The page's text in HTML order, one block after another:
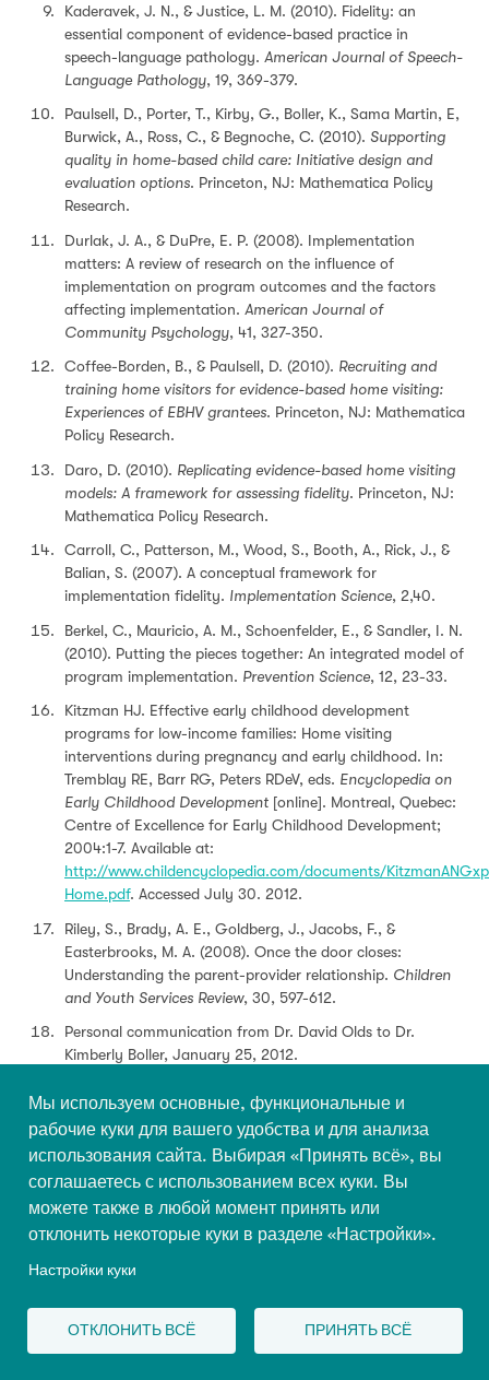
Мы используем основные, функциональные и
рабочие куки для вашего удобства и для анализа
использования сайта. Выбирая «Принять всё», вы
соглашаетесь с использованием всех куки. Вы
можете также в любой момент принять или
отклонить некоторые куки в разделе «Настройки».
Настройки куки
ОТКЛОНИТЬ ВСЁ ПРИНЯТЬ ВСЁ
Kaderavek, J. N., & Justice, L. M. (2010). Fidelity: an
essential component of evidence-based practice in
speech-language pathology. American Journal of Speech-
Language Pathology, 19, 369-379.
Paulsell, D., Porter, T., Kirby, G., Boller, K., Sama Martin, E,
Burwick, A., Ross, C., & Begnoche, C. (2010). Supporting
quality in home-based child care: Initiative design and
evaluation options. Princeton, NJ: Mathematica Policy
Research.
Durlak, J. A., & DuPre, E. P. (2008). Implementation
matters: A review of research on the influence of
implementation on program outcomes and the factors
affecting implementation. American Journal of
Community Psychology, 41, 327-350.
Coffee-Borden, B., & Paulsell, D. (2010). Recruiting and
training home visitors for evidence-based home visiting:
Experiences of EBHV grantees. Princeton, NJ: Mathematica
Policy Research.
Daro, D. (2010). Replicating evidence-based home visiting
models: A framework for assessing fidelity. Princeton, NJ:
Mathematica Policy Research.
Carroll, C., Patterson, M., Wood, S., Booth, A., Rick, J., &
Balian, S. (2007). A conceptual framework for
implementation fidelity. Implementation Science, 2,40.
Berkel, C., Mauricio, A. M., Schoenfelder, E., & Sandler, I. N.
(2010). Putting the pieces together: An integrated model of
program implementation. Prevention Science, 12, 23-33.
Kitzman HJ. Effective early childhood development
programs for low-income families: Home visiting
interventions during pregnancy and early childhood. In:
Tremblay RE, Barr RG, Peters RDeV, eds. Encyclopedia on
Early Childhood Development [online]. Montreal, Quebec:
Centre of Excellence for Early Childhood Development;
2004:1-7. Available at:
http://www.childencyclopedia.com/documents/
Home.pdf. Accessed July 30. 2012.
Riley, S., Brady, A. E., Goldberg, J., Jacobs, F., &
Easterbrooks, M. A. (2008). Once the door closes:
Understanding the parent-provider relationship. Children
and Youth Services Review, 30, 597-612.
Personal communication from Dr. David Olds to Dr.
Kimberly Boller, January 25, 2012.
Brooks-Gunn, J., Paulsell, D., Brady-Smith, C. (2002).
Making a difference in the lives of infants and toddlers and
their families: The impacts of Early Head Start. Princeton,
NJ: Mathematica Policy Research.
Duggan, A., Windham, A., McFarlane, E., Fuddy, L., Rohde,
C., Buchbinder, S., & Sia, C. (2000). Hawaii’s healthy start
program of home visiting for at-risk families: Evaluation of
family identification, family engagement, and service
delivery.Pediatrics. 105, 250-259.
DePanfilis, D., & Dubowtiz, H. (2005). Family connections: